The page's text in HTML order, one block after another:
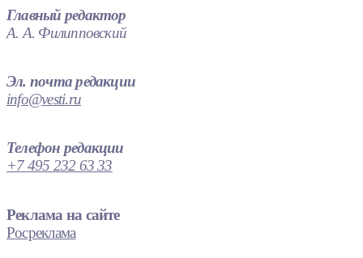
Главный редактор
А. А. Филипповский
Эл. почта редакции
info@vesti.ru
Телефон редакции
+7 495 232 63 33
Реклама на сайте
Росреклама